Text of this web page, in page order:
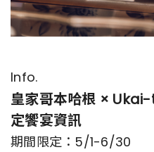
Info.
皇家哥本哈根 ×
定饗宴資訊
期間限定：5/1-6/30